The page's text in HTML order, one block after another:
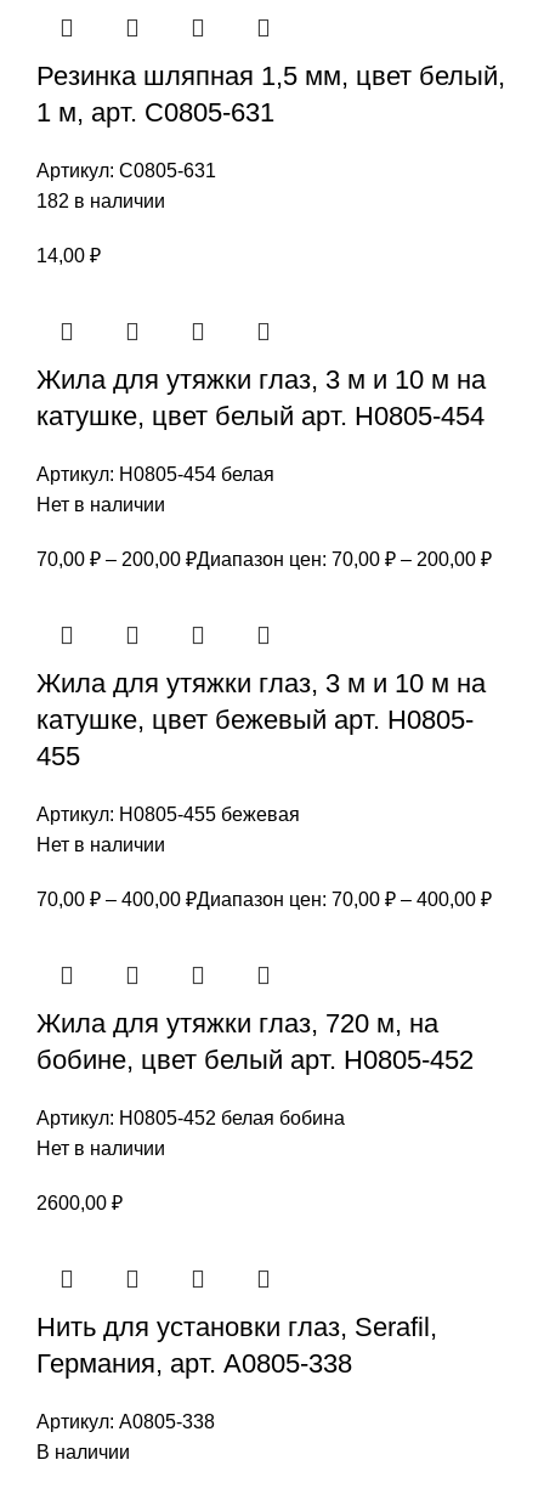
Резинка шляпная 1,5 мм, цвет белый,
1 м, арт. С0805-631
Артикул: С0805-631
182 в наличии
14,00 ₽
Жила для утяжки глаз, 3 м и 10 м на
катушке, цвет белый арт. Н0805-454
Артикул: Н0805-454 белая
Нет в наличии
70,00 ₽ – 200,00 ₽Диапазон цен: 70,00 ₽ – 200,00 ₽
Жила для утяжки глаз, 3 м и 10 м на
катушке, цвет бежевый арт. Н0805-
455
Артикул: Н0805-455 бежевая
Нет в наличии
70,00 ₽ – 400,00 ₽Диапазон цен: 70,00 ₽ – 400,00 ₽
Жила для утяжки глаз, 720 м, на
бобине, цвет белый арт. Н0805-452
Артикул: Н0805-452 белая бобина
Нет в наличии
2600,00 ₽
Нить для установки глаз, Serafil,
Германия, арт. А0805-338
Артикул: А0805-338
В наличии